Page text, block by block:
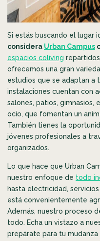
Si estás buscando el lugar
considera Urban Campus
espacios coliving
ofrecemos una gran
estudios que se adaptan a
instalaciones cuentan con
salones, patios, gimnasios,
ocio, que fomentan un
También tienes la
jóvenes profesionales a
organizados.
Lo que hace que Urban
nuestro enfoque de todo
hasta electricidad,
está convenientemente
Además, nuestro proceso
todo. Echa un vistazo a
prepárate para tu mudanza